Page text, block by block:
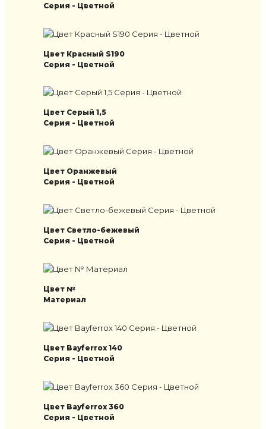
Серия - Цветной
Цвет Красный S190
Серия - Цветной
Цвет Серый 1,5
Серия - Цветной
Цвет Оранжевый
Серия - Цветной
Цвет Светло-бежевый
Серия - Цветной
Цвет №
Материал
Цвет Bayferrox 140
Серия - Цветной
Цвет Bayferrox 360
Серия - Цветной